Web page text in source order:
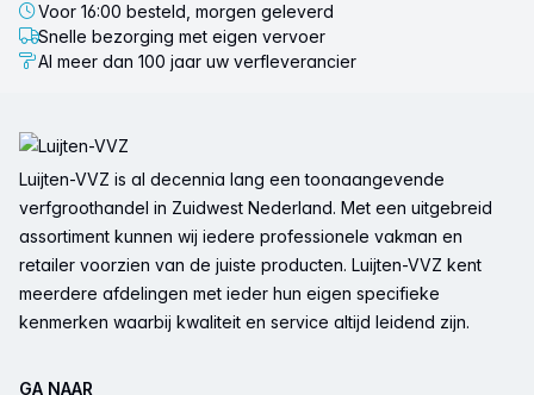
Voor 16:00 besteld, morgen geleverd
Snelle bezorging met eigen vervoer
Al meer dan 100 jaar uw verfleverancier
Luijten-VVZ is al decennia lang een toonaangevende
verfgroothandel in Zuidwest Nederland. Met een uitgebreid
assortiment kunnen wij iedere professionele vakman en
retailer voorzien van de juiste producten. Luijten-VVZ kent
meerdere afdelingen met ieder hun eigen specifieke
kenmerken waarbij kwaliteit en service altijd leidend zijn.
GA NAAR